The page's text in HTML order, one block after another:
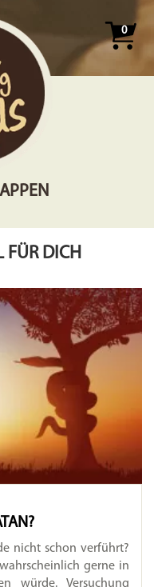
0
FÜR DICH
nicht schon verführt?
gerne in
würde. Versuchung